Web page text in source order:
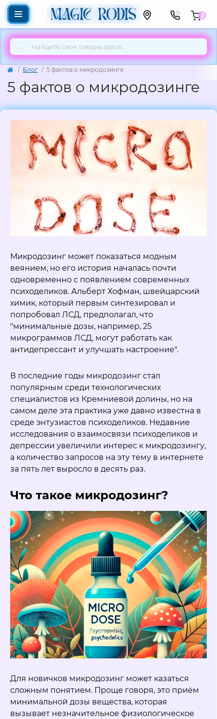
0
Блог 5 фактов о микродозинге
5 фактов о микродозинге
Микродозинг может показаться модным
веянием, но его история началась почти
одновременно с появлением современных
психоделиков. Альберт Хофман, швейцарский
химик, который первым синтезировал и
попробовал ЛСД, предполагал, что
"минимальные дозы, например, 25
микрограммов ЛСД, могут работать как
антидепрессант и улучшать настроение".
В последние годы микродозинг стал
популярным среди технологических
специалистов из Кремниевой долины, но на
самом деле эта практика уже давно известна в
среде энтузиастов психоделиков. Недавние
исследования о взаимосвязи психоделиков и
депрессии увеличили интерес к микродозингу,
а количество запросов на эту тему в интернете
за пять лет выросло в десять раз.
Что такое микродозинг?
Для новичков микродозинг может казаться
сложным понятием. Проще говоря, это приём
минимальной дозы вещества, которая
вызывает незначительное физиологическое